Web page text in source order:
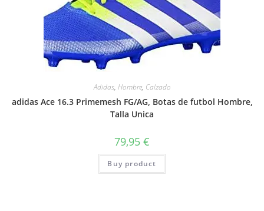
Adidas, Hombre, Calzado
adidas Ace 16.3 Primemesh FG/AG, Botas de futbol Hombre,
Talla Unica
79,95 €
Buy product